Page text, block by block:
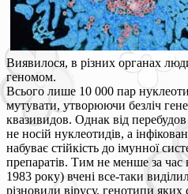
Виявилося, в різних органах
геномом.
Всього лише 10 000 пар
мутувати, утворюючи безліч
квазивидов. Однак від
не носій нуклеотидів, а
набуває стійкість до імунної
препаратів. Тим не менше за час
1983 року) вчені все-таки
різновиди вірусу, генотипи яких